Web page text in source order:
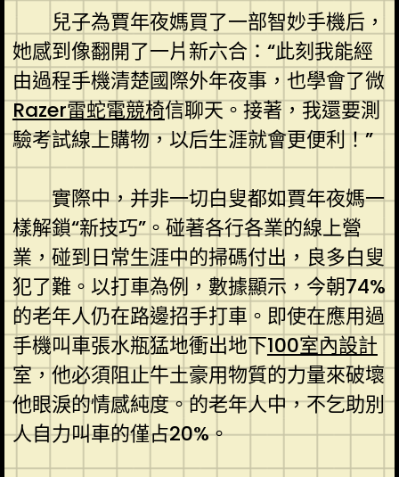
兒子為賈年夜媽買了一部智妙手機后，
她感到像翻開了一片新六合：“此刻我能經
由過程手機清楚國際外年夜事，也學會了微
Razer雷蛇電競椅信聊天。接著，我還要測
驗考試線上購物，以后生涯就會更便利！”
實際中，并非一切白叟都如賈年夜媽一
樣解鎖“新技巧”。碰著各行各業的線上營
業，碰到日常生涯中的掃碼付出，良多白叟
犯了難。以打車為例，數據顯示，今朝74%
的老年人仍在路邊招手打車。即使在應用過
手機叫車張水瓶猛地衝出地下100室內設計
室，他必須阻止牛土豪用物質的力量來破壞
他眼淚的情感純度。的老年人中，不乞助別
人自力叫車的僅占20%。